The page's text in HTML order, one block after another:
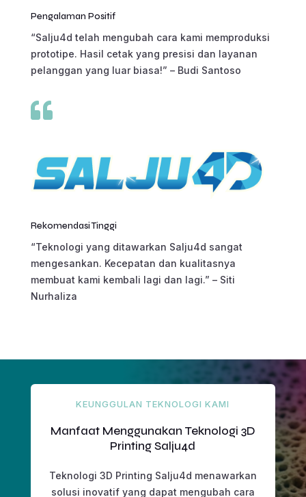
Pengalaman Positif
“Salju4d telah mengubah cara kami memproduksi
prototipe. Hasil cetak yang presisi dan layanan
pelanggan yang luar biasa!” – Budi Santoso

Rekomendasi Tinggi
“Teknologi yang ditawarkan Salju4d sangat
mengesankan. Kecepatan dan kualitasnya
membuat kami kembali lagi dan lagi.” – Siti
Nurhaliza
KEUNGGULAN TEKNOLOGI KAMI
Manfaat Menggunakan Teknologi 3D
Printing Salju4d
Teknologi 3D Printing Salju4d menawarkan
solusi inovatif yang dapat mengubah cara